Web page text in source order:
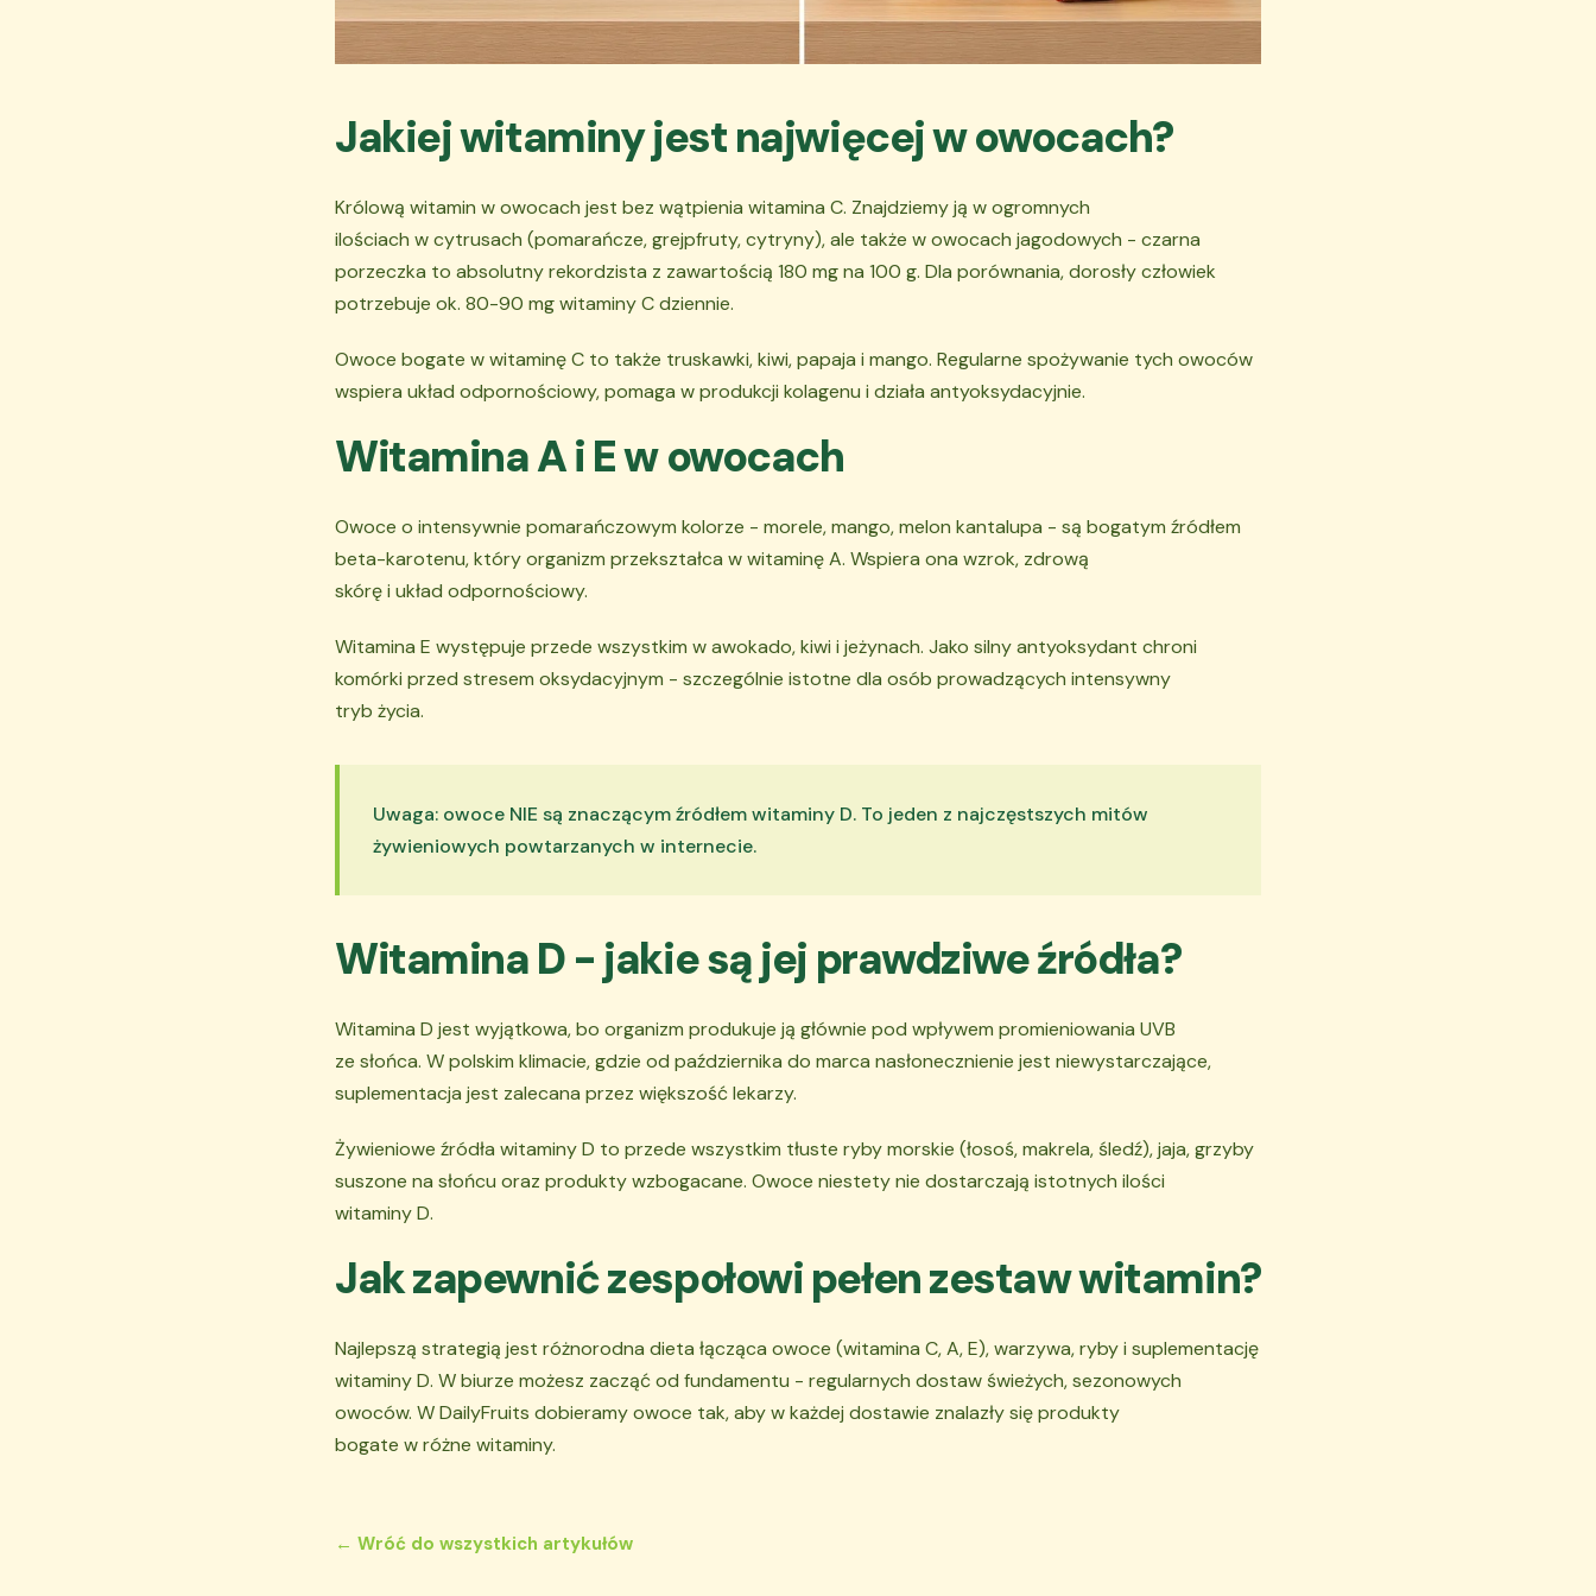
Jakiej witaminy jest najwięcej w owocach?
Królową witamin w owocach jest bez wątpienia witamina C. Znajdziemy ją w ogromnych
ilościach w cytrusach (pomarańcze, grejpfruty, cytryny), ale także w owocach jagodowych - czarna
porzeczka to absolutny rekordzista z zawartością 180 mg na 100 g. Dla porównania, dorosły człowiek
potrzebuje ok. 80-90 mg witaminy C dziennie.
Owoce bogate w witaminę C to także truskawki, kiwi, papaja i mango. Regularne spożywanie tych owoców
wspiera układ odpornościowy, pomaga w produkcji kolagenu i działa antyoksydacyjnie.
Witamina A i E w owocach
Owoce o intensywnie pomarańczowym kolorze - morele, mango, melon kantalupa - są bogatym źródłem
beta-karotenu, który organizm przekształca w witaminę A. Wspiera ona wzrok, zdrową
skórę i układ odpornościowy.
Witamina E występuje przede wszystkim w awokado, kiwi i jeżynach. Jako silny antyoksydant chroni
komórki przed stresem oksydacyjnym - szczególnie istotne dla osób prowadzących intensywny
tryb życia.
Uwaga: owoce NIE są znaczącym źródłem witaminy D. To jeden z najczęstszych mitów
żywieniowych powtarzanych w internecie.
Witamina D - jakie są jej prawdziwe źródła?
Witamina D jest wyjątkowa, bo organizm produkuje ją głównie pod wpływem promieniowania UVB
ze słońca. W polskim klimacie, gdzie od października do marca nasłonecznienie jest niewystarczające,
suplementacja jest zalecana przez większość lekarzy.
Żywieniowe źródła witaminy D to przede wszystkim tłuste ryby morskie (łosoś, makrela, śledź), jaja, grzyby
suszone na słońcu oraz produkty wzbogacane. Owoce niestety nie dostarczają istotnych ilości
witaminy D.
Jak zapewnić zespołowi pełen zestaw witamin?
Najlepszą strategią jest różnorodna dieta łącząca owoce (witamina C, A, E), warzywa, ryby i suplementację
witaminy D. W biurze możesz zacząć od fundamentu - regularnych dostaw świeżych, sezonowych
owoców. W DailyFruits dobieramy owoce tak, aby w każdej dostawie znalazły się produkty
bogate w różne witaminy.
← Wróć do wszystkich artykułów